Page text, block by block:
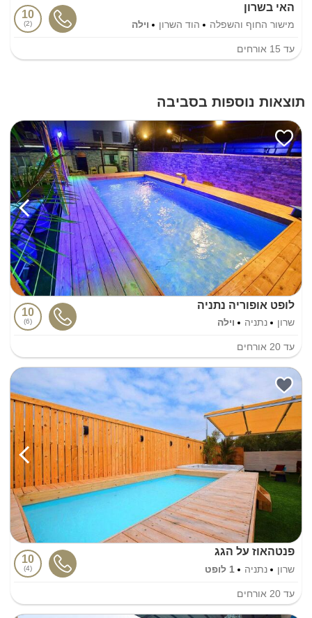
האי בשרון
מישור החוף והשפלה הוד השרון וילה
10
2
עד 15 אורחים
תוצאות נוספות בסביבה
לופט אופוריה נתניה
שרון נתניה וילה
10
6
עד 20 אורחים
פנטהאוז על הגג
שרון נתניה 1 לופט
10
4
עד 20 אורחים